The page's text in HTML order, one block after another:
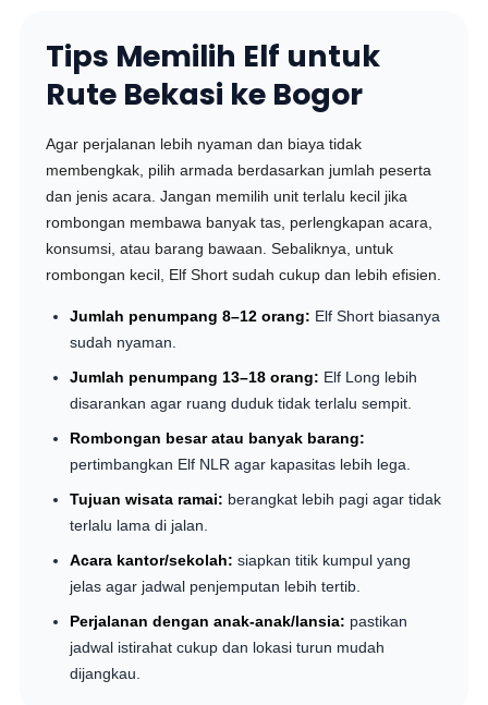
Tips Memilih Elf untuk
Rute Bekasi ke Bogor
Agar perjalanan lebih nyaman dan biaya tidak
membengkak, pilih armada berdasarkan jumlah peserta
dan jenis acara. Jangan memilih unit terlalu kecil jika
rombongan membawa banyak tas, perlengkapan acara,
konsumsi, atau barang bawaan. Sebaliknya, untuk
rombongan kecil, Elf Short sudah cukup dan lebih efisien.
Jumlah penumpang 8–12 orang: Elf Short biasanya
sudah nyaman.
Jumlah penumpang 13–18 orang: Elf Long lebih
disarankan agar ruang duduk tidak terlalu sempit.
Rombongan besar atau banyak barang:
pertimbangkan Elf NLR agar kapasitas lebih lega.
Tujuan wisata ramai: berangkat lebih pagi agar tidak
terlalu lama di jalan.
Acara kantor/sekolah: siapkan titik kumpul yang
jelas agar jadwal penjemputan lebih tertib.
Perjalanan dengan anak-anak/lansia: pastikan
jadwal istirahat cukup dan lokasi turun mudah
dijangkau.